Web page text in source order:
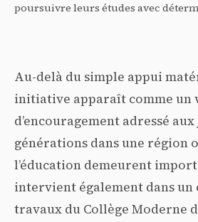
poursuivre leurs études avec
Au-delà du simple appui
initiative apparaît comme un
d’encouragement adressé
générations dans une région
l’éducation demeurent
intervient également dans un
travaux du Collège Moderne